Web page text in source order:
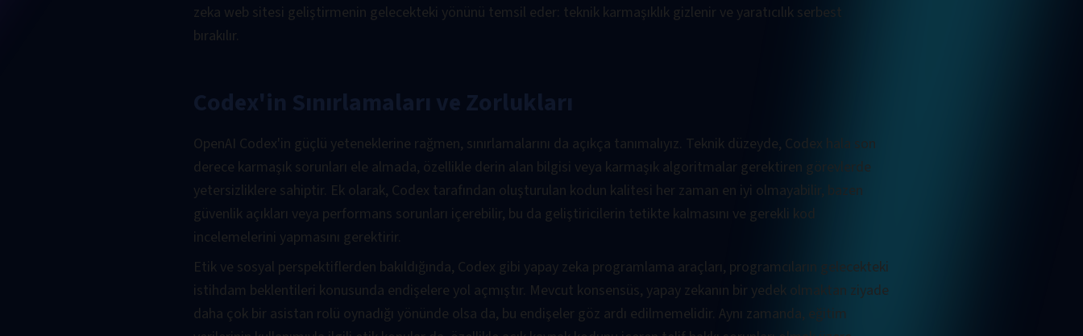
zeka web sitesi geliştirmenin gelecekteki yönünü temsil eder: teknik karmaşıklık gizlenir ve yaratıcılık serbest
bırakılır.
Codex'in Sınırlamaları ve Zorlukları
OpenAI Codex'in güçlü yeteneklerine rağmen, sınırlamalarını da açıkça tanımalıyız. Teknik düzeyde, Codex hala son
derece karmaşık sorunları ele almada, özellikle derin alan bilgisi veya karmaşık algoritmalar gerektiren görevlerde
yetersizliklere sahiptir. Ek olarak, Codex tarafından oluşturulan kodun kalitesi her zaman en iyi olmayabilir, bazen
güvenlik açıkları veya performans sorunları içerebilir, bu da geliştiricilerin tetikte kalmasını ve gerekli kod
incelemelerini yapmasını gerektirir.
Etik ve sosyal perspektiflerden bakıldığında, Codex gibi yapay zeka programlama araçları, programcıların gelecekteki
istihdam beklentileri konusunda endişelere yol açmıştır. Mevcut konsensüs, yapay zekanın bir yedek olmaktan ziyade
daha çok bir asistan rolü oynadığı yönünde olsa da, bu endişeler göz ardı edilmemelidir. Aynı zamanda, eğitim